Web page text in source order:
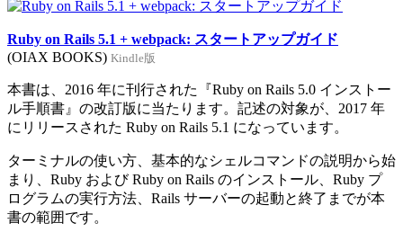
Ruby on Rails 5.1 + webpack: スタートアップガイド
(OIAX BOOKS) Kindle版
本書は、2016 年に刊行された『Ruby on Rails 5.0 インストー
ル手順書』の改訂版に当たります。記述の対象が、2017 年
にリリースされた Ruby on Rails 5.1 になっています。
ターミナルの使い方、基本的なシェルコマンドの説明から始
まり、Ruby および Ruby on Rails のインストール、Ruby プ
ログラムの実行方法、Rails サーバーの起動と終了までが本
書の範囲です。